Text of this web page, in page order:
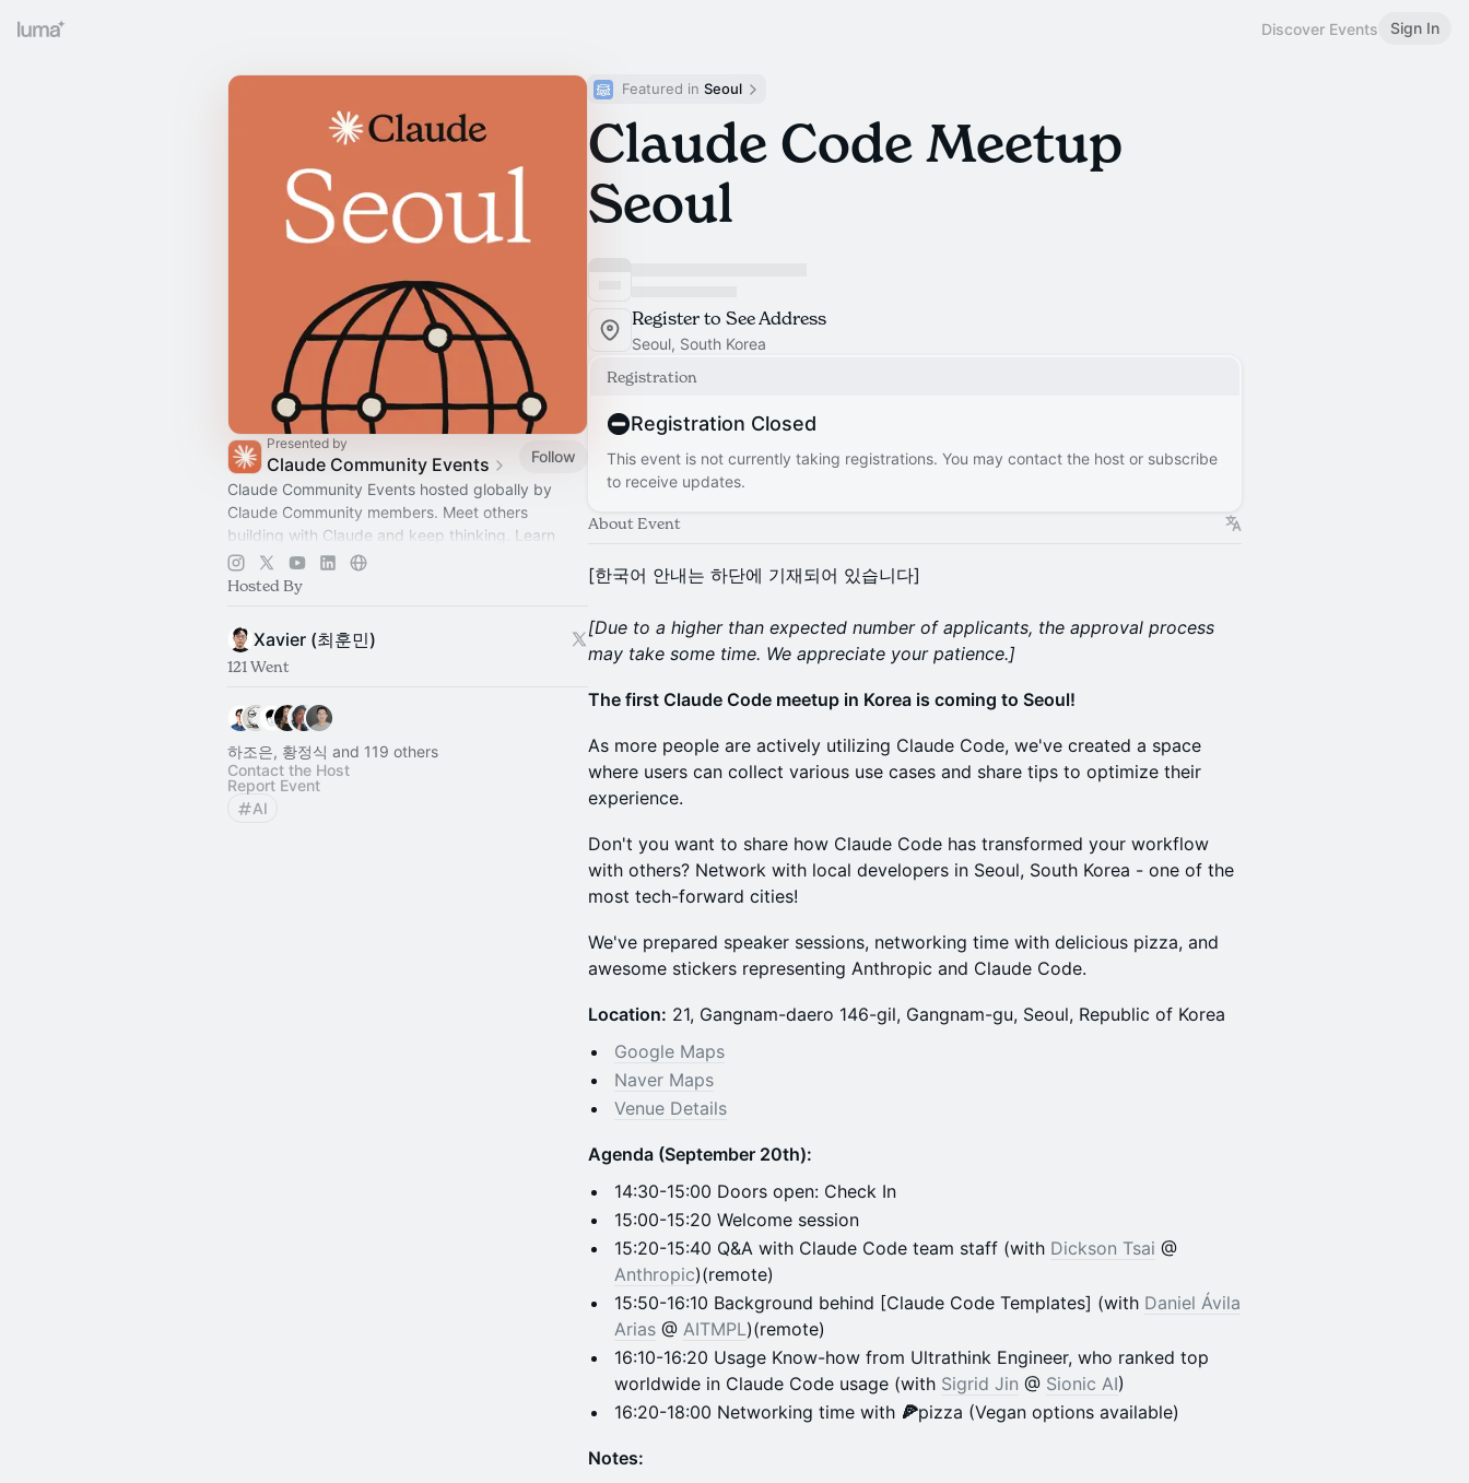
Discover Events Sign In
Presented by
Claude Community Events
Follow
Claude Community Events hosted globally by
Claude Community members. Meet others
building with Claude and keep thinking. Learn
more:https://claude.com/community
Hosted By
Xavier (최훈민)
121 Went
하조은, 황정식 and 119 others
Contact the Host
Report Event
AI
Featured in Seoul
Claude Code Meetup
Seoul
Register to See Address
Seoul, South Korea
Registration
Registration Closed
This event is not currently taking registrations. You may contact the host or subscribe
to receive updates.
About Event
[한국어 안내는 하단에 기재되어 있습니다]
[Due to a higher than expected number of applicants, the approval process
may take some time. We appreciate your patience.]
The first Claude Code meetup in Korea is coming to Seoul!
As more people are actively utilizing Claude Code, we've created a space
where users can collect various use cases and share tips to optimize their
experience.
Don't you want to share how Claude Code has transformed your workflow
with others? Network with local developers in Seoul, South Korea - one of the
most tech-forward cities!
We've prepared speaker sessions, networking time with delicious pizza, and
awesome stickers representing Anthropic and Claude Code.
Location: 21, Gangnam-daero 146-gil, Gangnam-gu, Seoul, Republic of Korea
Google Maps
Naver Maps
Venue Details
Agenda (September 20th):
14:30-15:00 Doors open: Check In
15:00-15:20 Welcome session
15:20-15:40 Q&A with Claude Code team staff (with Dickson Tsai @
Anthropic)(remote)
15:50-16:10 Background behind [Claude Code Templates] (with Daniel Ávila
Arias @ AITMPL)(remote)
16:10-16:20 Usage Know-how from Ultrathink Engineer, who ranked top
worldwide in Claude Code usage (with Sigrid Jin @ Sionic AI)
16:20-18:00 Networking time with 🍕pizza (Vegan options available)
Notes: